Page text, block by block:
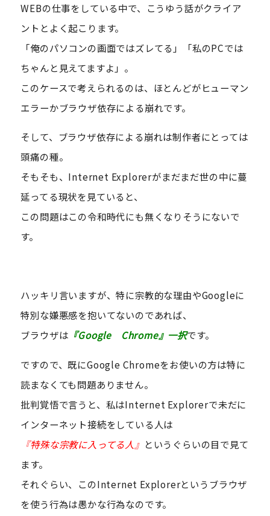
WEBの仕事をしている中で、こうゆう話がクライア
ントとよく起こります。
「俺のパソコンの画面ではズレてる」「私のPCでは
ちゃんと見えてますよ」。
このケースで考えられるのは、ほとんどがヒューマン
エラーかブラウザ依存による崩れです。
そして、ブラウザ依存による崩れは制作者にとっては
頭痛の種。
そもそも、Internet Explorerがまだまだ世の中に蔓
延ってる現状を見ていると、
この問題はこの令和時代にも無くなりそうにないで
す。
ハッキリ言いますが、特に宗教的な理由やGoogleに
特別な嫌悪感を抱いてないのであれば、
ブラウザは 『Google Chrome』一択です。
ですので、既にGoogle Chromeをお使いの方は特に
読まなくても問題ありません。
批判覚悟で言うと、私はInternet Explorerで未だに
インターネット接続をしている人は
『特殊な宗教に入ってる人』 というぐらいの目で見て
ます。
それぐらい、このInternet Explorerというブラウザ
を使う行為は愚かな行為なのです。